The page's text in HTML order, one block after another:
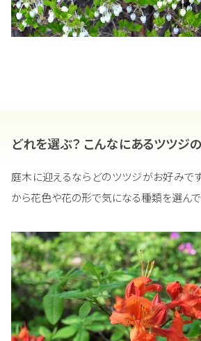
どれを選ぶ？ こんなにあるツツジ
庭木に迎えるならどのツツジがお好みで
から花色や花の形で気になる種類を選んで